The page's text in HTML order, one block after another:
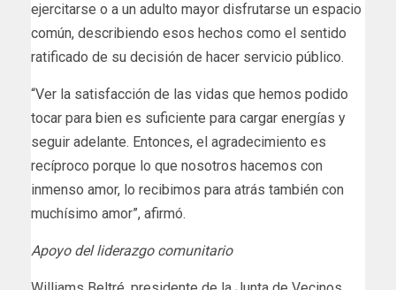
ejercitarse o a un adulto mayor disfrutarse un espacio
común, describiendo esos hechos como el sentido
ratificado de su decisión de hacer servicio público.
“Ver la satisfacción de las vidas que hemos podido
tocar para bien es suficiente para cargar energías y
seguir adelante. Entonces, el agradecimiento es
recíproco porque lo que nosotros hacemos con
inmenso amor, lo recibimos para atrás también con
muchísimo amor”, afirmó.
Apoyo del liderazgo comunitario